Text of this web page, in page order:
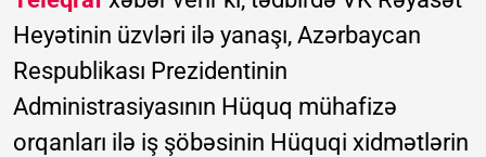
Heyətinin üzvləri ilə yanaşı, Azərbaycan
Respublikası Prezidentinin
Administrasiyasının Hüquq mühafizə
orqanları ilə iş şöbəsinin Hüquqi xidmətlərin